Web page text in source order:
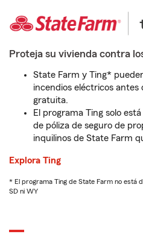
Proteja su vivienda contra
State Farm y Ting*
incendios eléctricos
gratuita.
El programa Ting solo
de póliza de seguro de
inquilinos de State Farm
Explora Ting
* El programa Ting de State Farm no está
SD ni WY